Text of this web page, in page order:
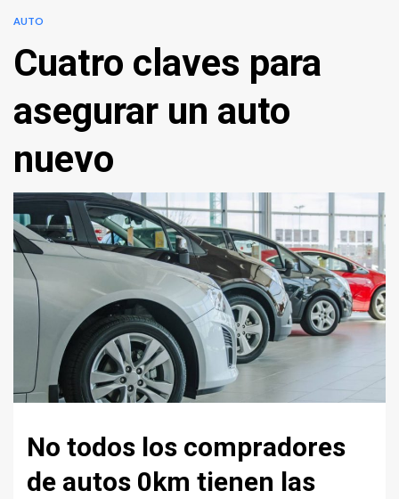
AUTO
Cuatro claves para
asegurar un auto
nuevo
No todos los compradores
de autos 0km tienen las